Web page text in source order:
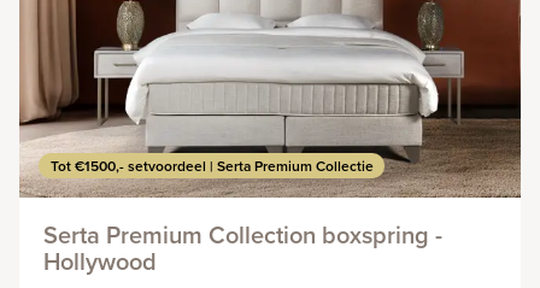
Tot €1500,- setvoordeel | Serta Premium Collectie
Serta Premium Collection boxspring -
Hollywood